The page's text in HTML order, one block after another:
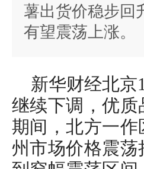
薯出货价稳步回
有望震荡上涨。
新华财经北京
继续下调，优
期间，北方一
州市场价格震